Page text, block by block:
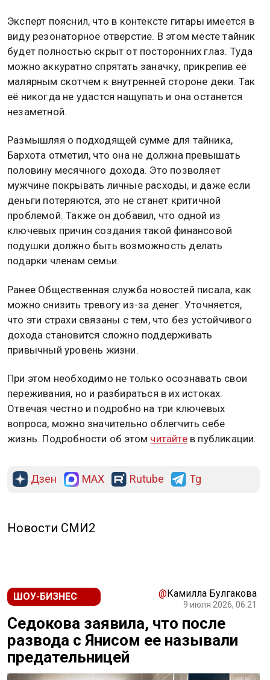
Эксперт пояснил, что в контексте гитары имеется в
виду резонаторное отверстие. В этом месте тайник
будет полностью скрыт от посторонних глаз. Туда
можно аккуратно спрятать заначку, прикрепив её
малярным скотчем к внутренней стороне деки. Так
её никогда не удастся нащупать и она останется
незаметной.
Размышляя о подходящей сумме для тайника,
Бархота отметил, что она не должна превышать
половину месячного дохода. Это позволяет
мужчине покрывать личные расходы, и даже если
деньги потеряются, это не станет критичной
проблемой. Также он добавил, что одной из
ключевых причин создания такой финансовой
подушки должно быть возможность делать
подарки членам семьи.
Ранее Общественная служба новостей писала, как
можно снизить тревогу из-за денег. Уточняется,
что эти страхи связаны с тем, что без устойчивого
дохода становится сложно поддерживать
привычный уровень жизни.
При этом необходимо не только осознавать свои
переживания, но и разбираться в их истоках.
Отвечая честно и подробно на три ключевых
вопроса, можно значительно облегчить себе
жизнь. Подробности об этом читайтев публикации.
Дзен MAX Rutube Tg
Новости СМИ2
ШОУ-БИЗНЕС @Камилла Булгакова
9 июля 2026, 06:21
Седокова заявила, что после
развода с Янисом ее называли
предательницей